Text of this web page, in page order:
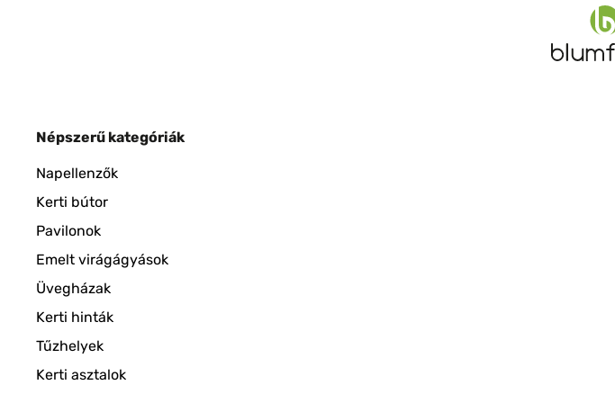
Népszerű kategóriák
Napellenzők
Kerti bútor
Pavilonok
Emelt virágágyások
Üvegházak
Kerti hinták
Tűzhelyek
Kerti asztalok